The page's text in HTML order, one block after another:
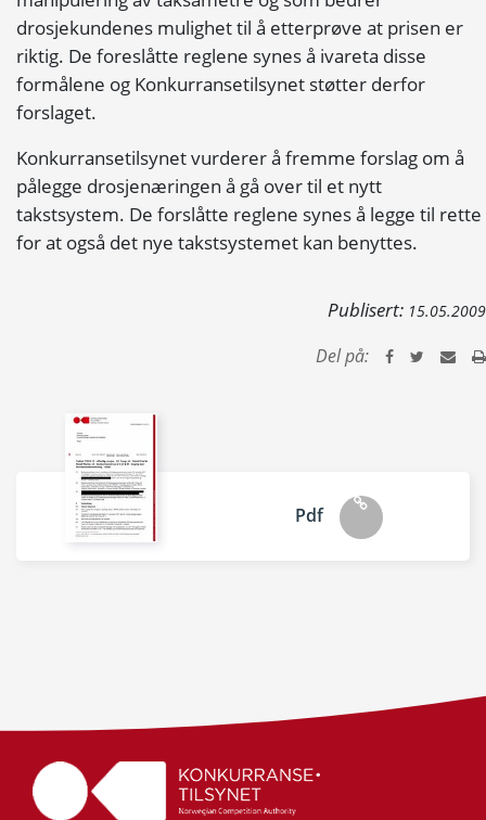
drosjekundenes mulighet til å etterprøve at prisen er
riktig. De foreslåtte reglene synes å ivareta disse
formålene og Konkurransetilsynet støtter derfor
forslaget.
Konkurransetilsynet vurderer å fremme forslag om å
pålegge drosjenæringen å gå over til et nytt
takstsystem. De forslåtte reglene synes å legge til rette
for at også det nye takstsystemet kan benyttes.
Publisert: 15.05.2009
Del på:
Pdf